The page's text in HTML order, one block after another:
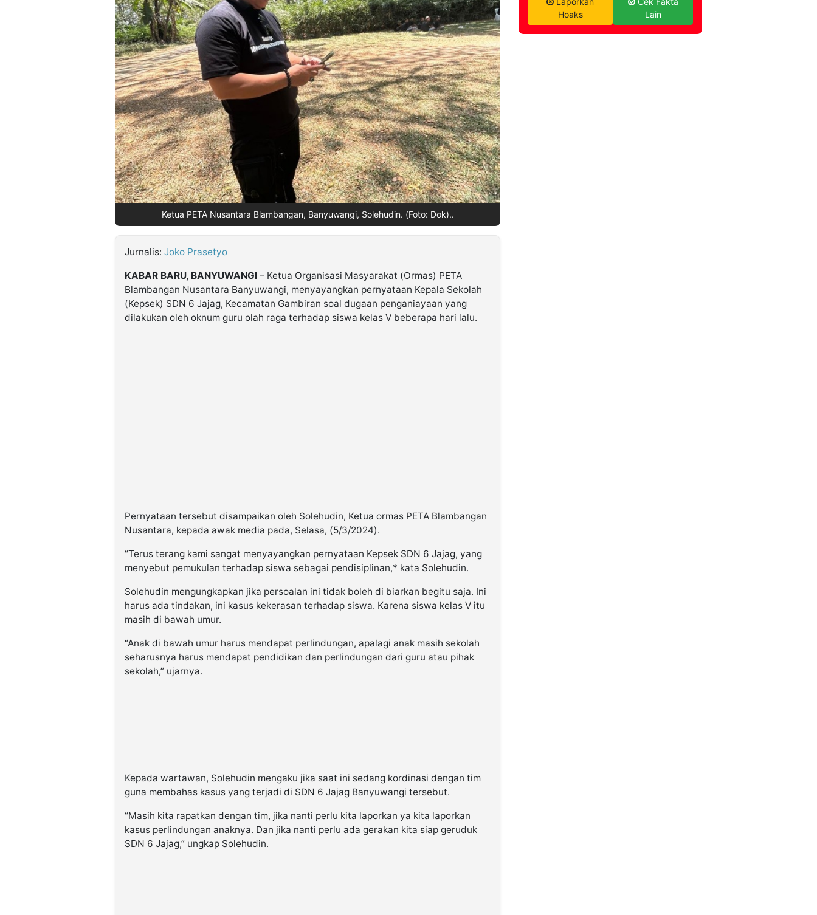
Ketua PETA Nusantara Blambangan, Banyuwangi, Solehudin. (Foto: Dok)..
Jurnalis: Joko Prasetyo
KABAR BARU, BANYUWANGI – Ketua Organisasi Masyarakat (Ormas) PETA
Blambangan Nusantara Banyuwangi, menyayangkan pernyataan Kepala Sekolah
(Kepsek) SDN 6 Jajag, Kecamatan Gambiran soal dugaan penganiayaan yang
dilakukan oleh oknum guru olah raga terhadap siswa kelas V beberapa hari lalu.
Pernyataan tersebut disampaikan oleh Solehudin, Ketua ormas PETA Blambangan
Nusantara, kepada awak media pada, Selasa, (5/3/2024).
“Terus terang kami sangat menyayangkan pernyataan Kepsek SDN 6 Jajag, yang
menyebut pemukulan terhadap siswa sebagai pendisiplinan,* kata Solehudin.
Solehudin mengungkapkan jika persoalan ini tidak boleh di biarkan begitu saja. Ini
harus ada tindakan, ini kasus kekerasan terhadap siswa. Karena siswa kelas V itu
masih di bawah umur.
“Anak di bawah umur harus mendapat perlindungan, apalagi anak masih sekolah
seharusnya harus mendapat pendidikan dan perlindungan dari guru atau pihak
sekolah,” ujarnya.
Kepada wartawan, Solehudin mengaku jika saat ini sedang kordinasi dengan tim
guna membahas kasus yang terjadi di SDN 6 Jajag Banyuwangi tersebut.
“Masih kita rapatkan dengan tim, jika nanti perlu kita laporkan ya kita laporkan
kasus perlindungan anaknya. Dan jika nanti perlu ada gerakan kita siap geruduk
SDN 6 Jajag,” ungkap Solehudin.
Hoaks
Lain